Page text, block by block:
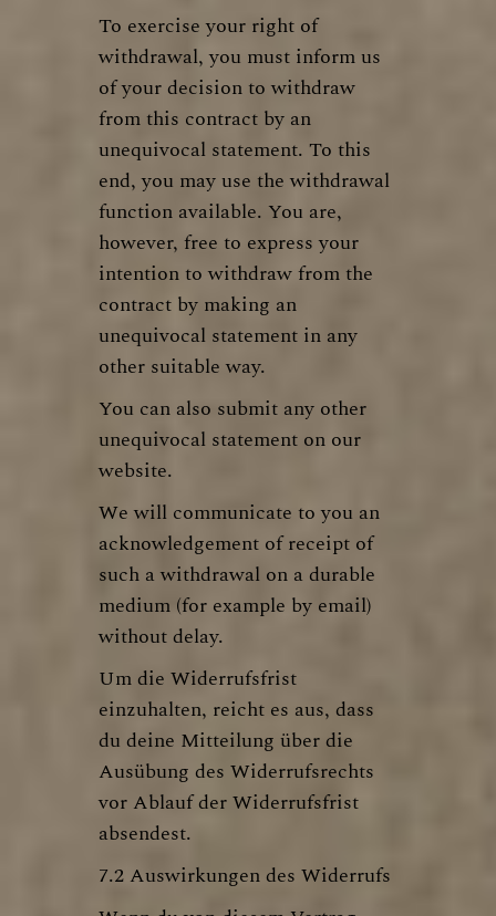
To exercise your right of
withdrawal, you must inform us
of your decision to withdraw
from this contract by an
unequivocal statement. To this
end, you may use thewithdrawal
function available. You are,
however, free to express your
intention to withdraw from the
contract by making an
unequivocal statement in any
other suitable way.
You can also submit any other
unequivocal statement on our
website.
We will communicate to you an
acknowledgement of receipt of
such a withdrawal on a durable
medium (for example by email)
without delay.
Um die Widerrufsfrist
einzuhalten, reicht es aus, dass
du deine Mitteilung über die
Ausübung des Widerrufsrechts
vor Ablauf der Widerrufsfrist
absendest.
7.2 Auswirkungen des Widerrufs